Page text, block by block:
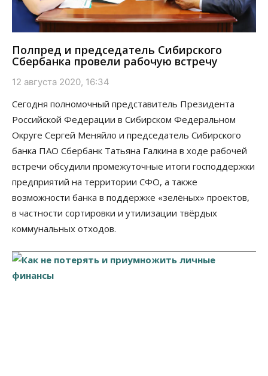
Полпред и председатель Сибирского
Сбербанка провели рабочую встречу
12 августа 2020, 16:34
Сегодня полномочный представитель Президента
Российской Федерации в Сибирском Федеральном
Округе Сергей Меняйло и председатель Сибирского
банка ПАО Сбербанк Татьяна Галкина в ходе рабочей
встречи обсудили промежуточные итоги господдержки
предприятий на территории СФО, а также
возможности банка в поддержке «зелёных» проектов,
в частности сортировки и утилизации твёрдых
коммунальных отходов.